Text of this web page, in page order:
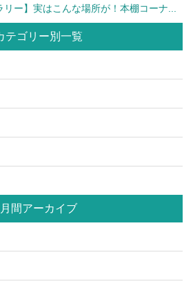
リー】実はこんな場所が！本棚コーナ...
テゴリー別一覧
月間アーカイブ